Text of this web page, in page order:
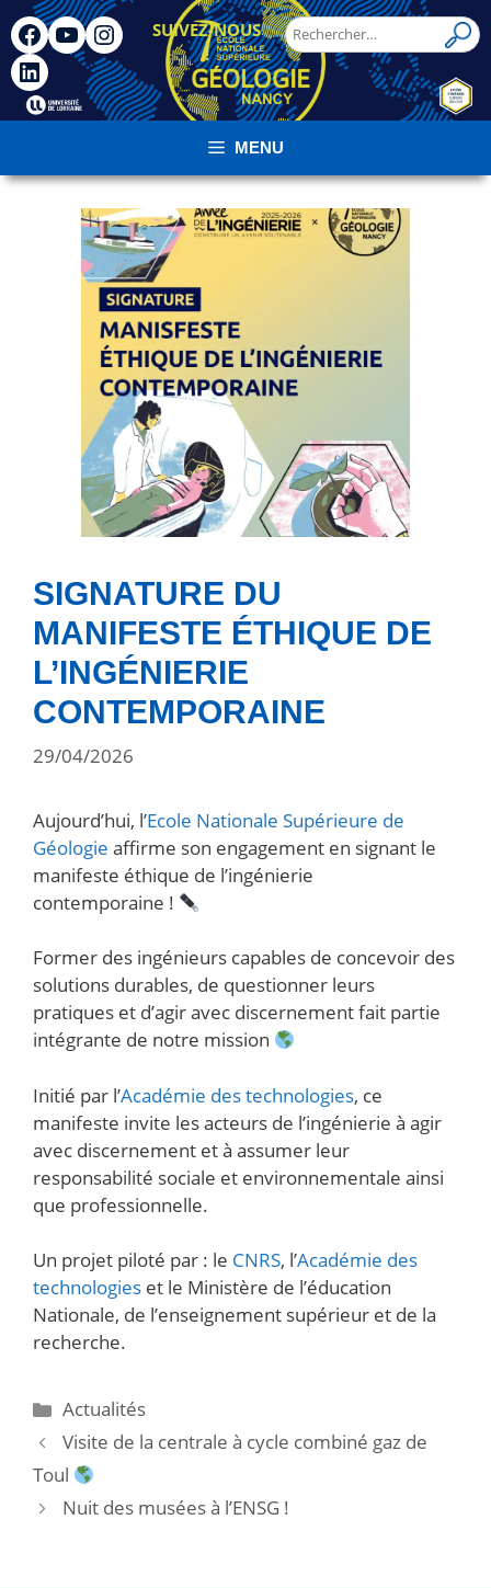
SUIVEZ-NOUS
!
MENU
SIGNATURE DU
MANIFESTE ÉTHIQUE DE
L’INGÉNIERIE
CONTEMPORAINE
29/04/2026
Aujourd’hui, l’Ecole Nationale Supérieure de
Géologie affirme son engagement en signant le
manifeste éthique de l’ingénierie
contemporaine !
Former des ingénieurs capables de concevoir des
solutions durables, de questionner leurs
pratiques et d’agir avec discernement fait partie
intégrante de notre mission
Initié par l’Académie des technologies, ce
manifeste invite les acteurs de l’ingénierie à agir
avec discernement et à assumer leur
responsabilité sociale et environnementale ainsi
que professionnelle.
Un projet piloté par : le CNRS, l’Académie des
technologies et le Ministère de l’éducation
Nationale, de l’enseignement supérieur et de la
recherche.
Actualités
Visite de la centrale à cycle combiné gaz de
Toul
Nuit des musées à l’ENSG !